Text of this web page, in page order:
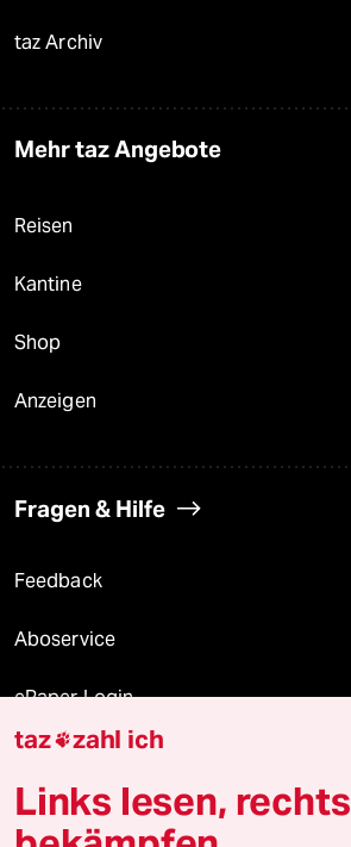
taz Archiv
Mehr taz Angebote
Reisen
Kantine
Shop
Anzeigen
Fragen & Hilfe
Feedback
Aboservice
ePaper Login
Downloads für Abonnierende
taz zahl ich
Links lesen, rechts